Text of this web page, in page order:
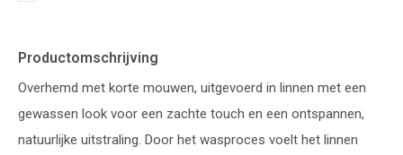
Productomschrijving
Overhemd met korte mouwen, uitgevoerd in linnen met een
gewassen look voor een zachte touch en een ontspannen,
natuurlijke uitstraling. Door het wasproces voelt het linnen